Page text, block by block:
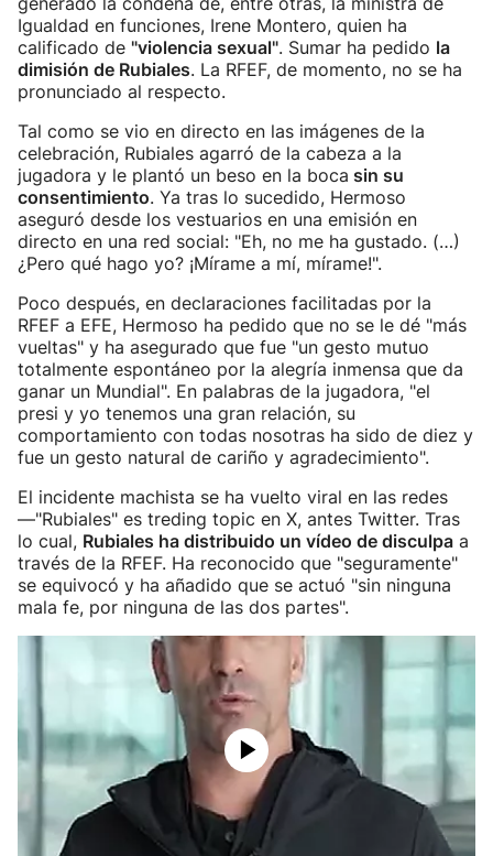
Igualdad en funciones, Irene Montero, quien ha
calificado de "violencia sexual". Sumar ha pedido la
dimisión de Rubiales. La RFEF, de momento, no se ha
pronunciado al respecto.
Tal como se vio en directo en las imágenes de la
celebración, Rubiales agarró de la cabeza a la
jugadora y le plantó un beso en la boca sin su
consentimiento. Ya tras lo sucedido, Hermoso
aseguró desde los vestuarios en una emisión en
directo en una red social: "Eh, no me ha gustado. (…)
¿Pero qué hago yo? ¡Mírame a mí, mírame!".
Poco después, en declaraciones facilitadas por la
RFEF a EFE, Hermoso ha pedido que no se le dé "más
vueltas" y ha asegurado que fue "un gesto mutuo
totalmente espontáneo por la alegría inmensa que da
ganar un Mundial". En palabras de la jugadora, "el
presi y yo tenemos una gran relación, su
comportamiento con todas nosotras ha sido de diez y
fue un gesto natural de cariño y agradecimiento".
El incidente machista se ha vuelto viral en las redes
—"Rubiales" es treding topic en X, antes Twitter. Tras
lo cual, Rubiales ha distribuido un vídeo de disculpa a
través de la RFEF. Ha reconocido que "seguramente"
se equivocó y ha añadido que se actuó "sin ninguna
mala fe, por ninguna de las dos partes".